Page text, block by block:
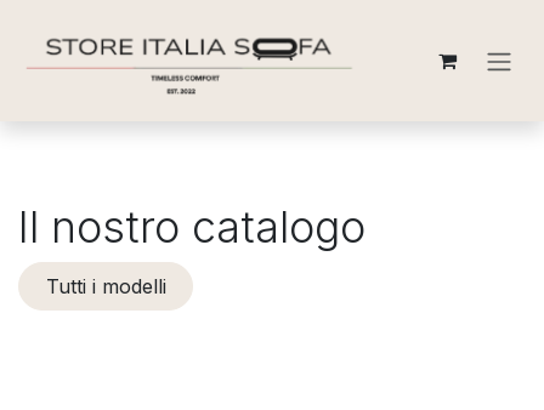
Il nostro catalogo
Tutti i modelli